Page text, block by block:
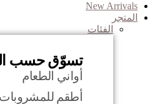
New Arrivals
المتجر
الفئات
تسوّق حسب
أواني الطعام
أطقم للمشروبات